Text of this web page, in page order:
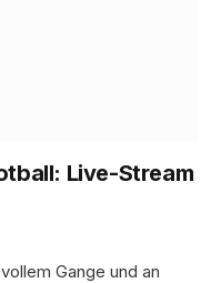
Live-Stream
Gange und an